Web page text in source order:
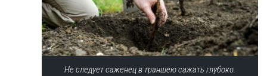
Не следует саженец в траншею сажать глубоко.